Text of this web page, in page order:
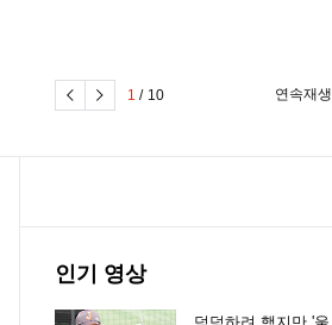
1 / 10 연속재생
인기 영상